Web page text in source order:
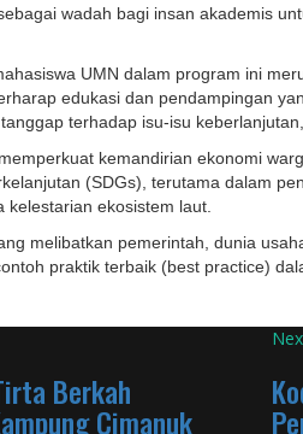
wadah bagi insan akademis
UMN dalam program ini
edukasi dan pendampingan
terhadap isu-isu
kemandirian ekonomi
(SDGs), terutama dalam
ekosistem laut.
melibatkan pemerintah, dunia
praktik terbaik (best practice)
Berkah
Cimanuk